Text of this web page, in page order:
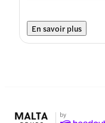
En savoir plus